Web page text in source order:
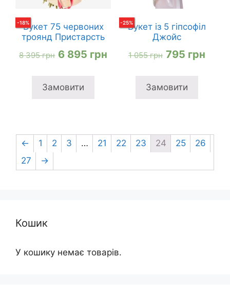
-18%
Букет 75 червоних
троянд Пристарсть
8 395грн Оригінальна
8
6 895 грн Поточна
Замовити
-25%
Букет із 5 гіпсофіл
Джойс
1 055грн Оригінальна
1
795 грн
Замовити
← 1 2 3 … 21 22 23 24 25
26
27
→
Кошик
У кошику немає товарів.